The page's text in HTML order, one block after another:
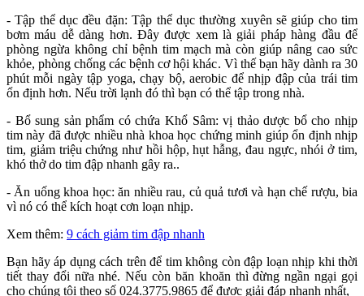
- Tập thể dục đều đặn: Tập thể dục thường xuyên sẽ giúp cho tim
bơm máu dễ dàng hơn. Đây được xem là giải pháp hàng đầu để
phòng ngừa không chỉ bệnh tim mạch mà còn giúp nâng cao sức
khỏe, phòng chống các bệnh cơ hội khác. Vì thế bạn hãy dành ra 30
phút mỗi ngày tập yoga, chạy bộ, aerobic để nhịp đập của trái tim
ổn định hơn. Nếu trời lạnh đó thì bạn có thể tập trong nhà.
- Bổ sung sản phẩm có chứa Khổ Sâm: vị thảo dược bổ cho nhịp
tim này đã được nhiều nhà khoa học chứng minh giúp ổn định nhịp
tim, giảm triệu chứng như hồi hộp, hụt hẫng, đau ngực, nhói ở tim,
khó thở do tim đập nhanh gây ra..
- Ăn uống khoa học: ăn nhiều rau, củ quả tươi và hạn chế rượu, bia
vì nó có thể kích hoạt cơn loạn nhịp.
Xem thêm: 9 cách giảm tim đập nhanh
Bạn hãy áp dụng cách trên để tim không còn đập loạn nhịp khi thời
tiết thay đổi nữa nhé. Nếu còn băn khoăn thì đừng ngần ngại gọi
cho chúng tôi theo số 024.3775.9865 để được giải đáp nhanh nhất,